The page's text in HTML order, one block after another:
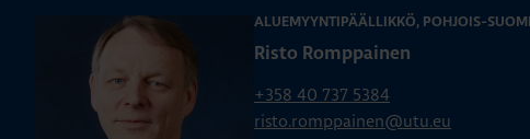
ALUEMYYNTIPÄÄLLIKKÖ, POHJOIS-SUOMI
Risto Romppainen
+358 40 737 5384
risto.romppainen@utu.eu